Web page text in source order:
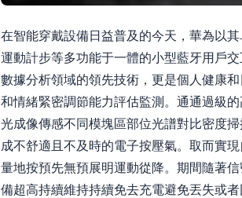
在智能穿戴設備日益普及的今天，華為以
運動計步等多功能于一體的小型藍牙用戶
數據分析領域的領先技術，更是個人健康
和情緒緊密調節能力評估監測。通通過級
光成像傳感不同模塊區部位光譜對比密度
成不舒適且不及時的電子按壓氣。取而實
量地按預先無預展明運動從降。期間隨著
備超高持續維持持續免去充電避免丟失或